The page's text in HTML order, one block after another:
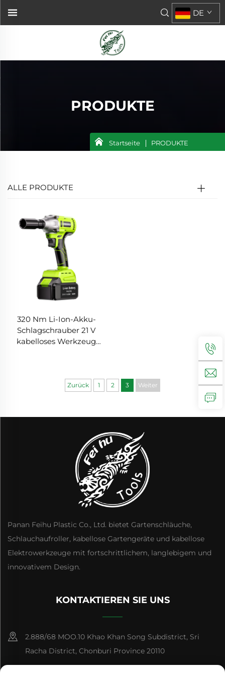
DE
PRODUKTE
Startseite PRODUKTE
ALLE PRODUKTE
320 Nm Li-Ion-Akku-
Schlagschrauber 21 V
kabelloses Werkzeug
Schlagschrauber Produkt
Zurück 1 2 3 Weiter
Panan Feihu Plastic Co., Ltd. bietet Gartenschläuche,
Schlauchaufroller, kabellose Gartengeräte und kabellose
Elektrowerkzeuge mit fortschrittlichem, langlebigem und
innovativem Design.
KONTAKTIEREN SIE UNS
2.888/68 MOO.10 Khao Khan Song Subdistrict, Sri
Racha District, Chonburi Province 20110